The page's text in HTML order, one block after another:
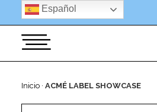
contenido
Inicio · ACMÉ LABEL SHOWCASE
Español